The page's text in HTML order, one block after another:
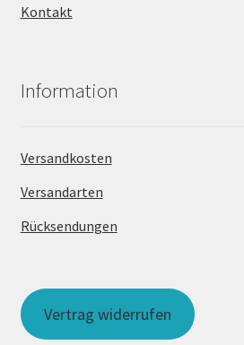
Kontakt
Information
Versandkosten
Versandarten
Rücksendungen
Vertrag widerrufen